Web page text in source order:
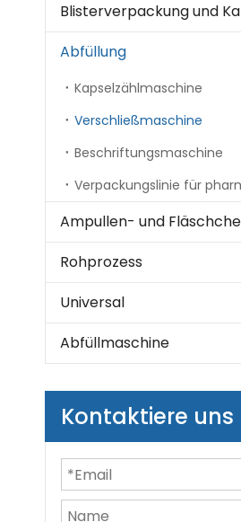
Abfüllung
Kapselzählmaschine
Verschließmaschine
Beschriftungsmaschine
Rohprozess
Universal
Abfüllmaschine
Kontaktiere uns